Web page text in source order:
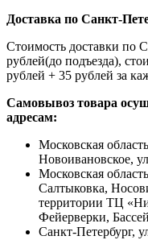
Доставка по Санкт-
Стоимость доставки по
рублей(до подъезда),
рублей + 35 рублей за
Самовывоз товара
адресам:
Московская
Новоивановское,
Московская
Салтыковка,
территории ТЦ
Фейерверки,
Санкт-Петербург,